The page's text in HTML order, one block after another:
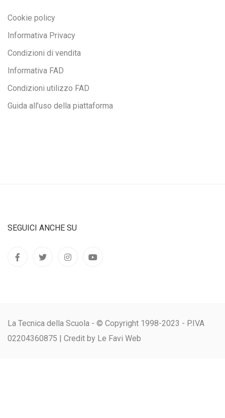
Cookie policy
Informativa Privacy
Condizioni di vendita
Informativa FAD
Condizioni utilizzo FAD
Guida all’uso della piattaforma
SEGUICI ANCHE SU
La Tecnica della Scuola - © Copyright 1998-2023 - P.IVA
02204360875 | Credit by Le Favi Web